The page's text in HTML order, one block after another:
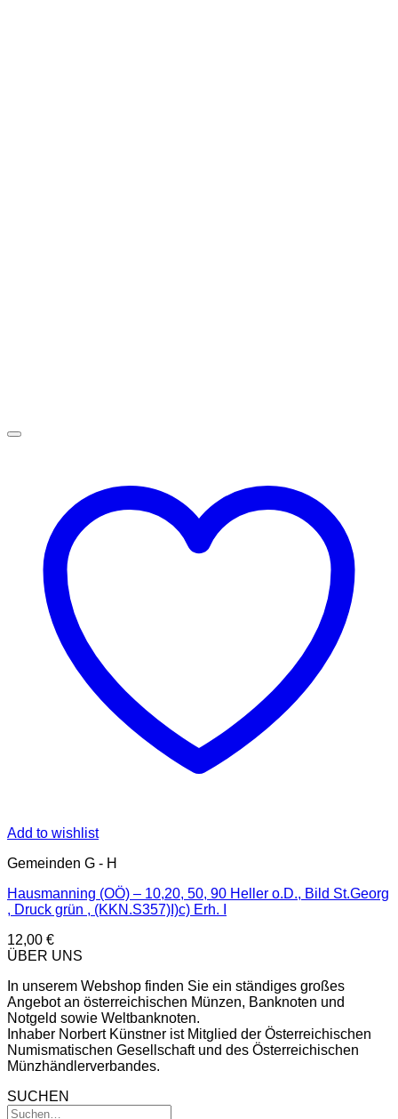
Add to wishlist
Gemeinden G - H
Hausmanning (OÖ) – 10,20, 50, 90 Heller o.D., Bild St.Georg
, Druck grün , (KKN.S357)I)c) Erh. I
12,00 €
ÜBER UNS
In unserem Webshop finden Sie ein ständiges großes
Angebot an österreichischen Münzen, Banknoten und
Notgeld sowie Weltbanknoten.
Inhaber Norbert Künstner ist Mitglied der Österreichischen
Numismatischen Gesellschaft und des Österreichischen
Münzhändlerverbandes.
SUCHEN